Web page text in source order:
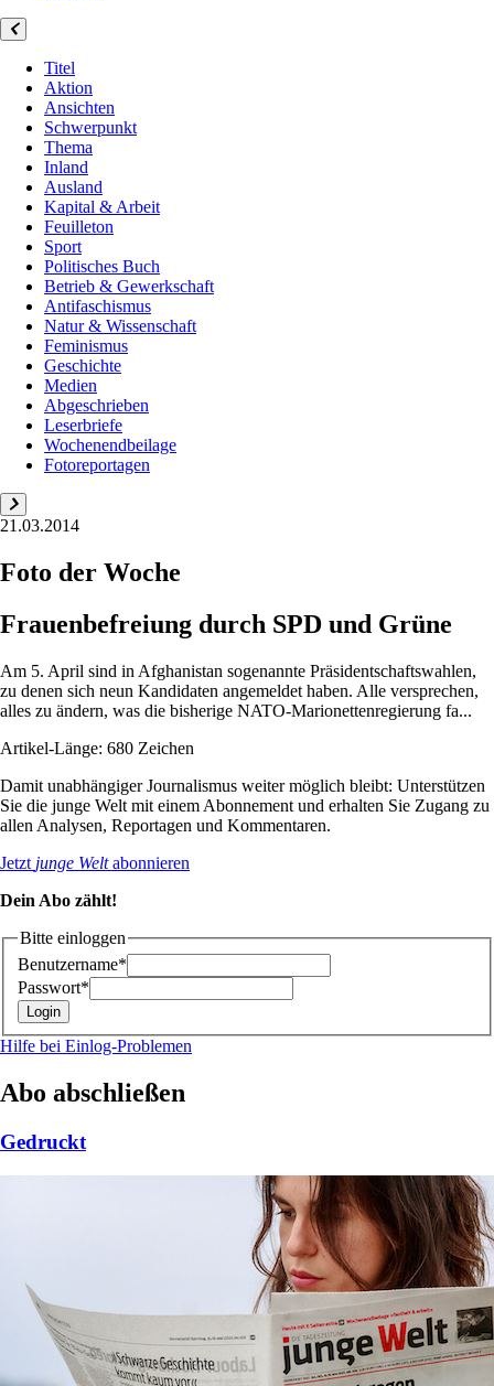
Titel
Aktion
Ansichten
Schwerpunkt
Thema
Inland
Ausland
Kapital & Arbeit
Feuilleton
Sport
Politisches Buch
Betrieb & Gewerkschaft
Antifaschismus
Natur & Wissenschaft
Feminismus
Geschichte
Medien
Abgeschrieben
Leserbriefe
Wochenendbeilage
Fotoreportagen
21.03.2014
Foto der Woche
Frauenbefreiung durch SPD und Grüne
Am 5. April sind in Afghanistan sogenannte Präsidentschaftswahlen,
zu denen sich neun Kandidaten angemeldet haben. Alle versprechen,
alles zu ändern, was die bisherige NATO-Marionettenregierung fa...
Artikel-Länge: 680 Zeichen
Damit unabhängiger Journalismus weiter möglich bleibt: Unterstützen
Sie die junge Welt mit einem Abonnement und erhalten Sie Zugang zu
allen Analysen, Reportagen und Kommentaren.
Jetzt junge Weltabonnieren
Dein Abo zählt!
Bitte einloggen
Benutzername*
Passwort*
Hilfe bei Einlog-Problemen
Abo abschließen
Gedruckt